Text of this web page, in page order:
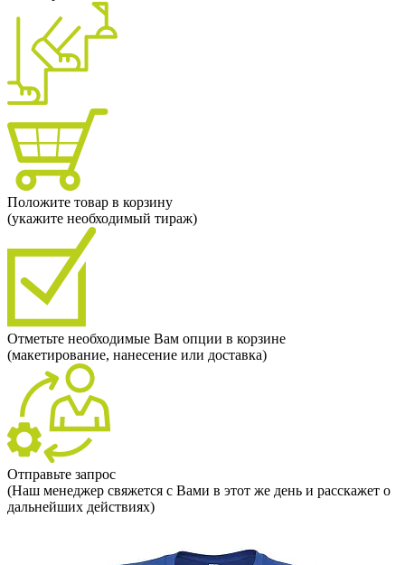
Положите товар в корзину
(укажите необходимый тираж)
Отметьте необходимые Вам опции в корзине
(макетирование, нанесение или доставка)
Отправьте запрос
(Наш менеджер свяжется с Вами в этот же день и расскажет о
дальнейших действиях)